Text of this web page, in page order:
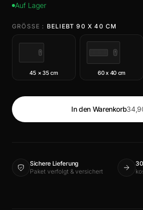
Auf Lager
GRÖSSE : BELIEBT 90 X 40 CM
45 × 35 cm 60 x 40 cm
In den Warenkorb
Sichere Lieferung
Paket verfolgt & versichert